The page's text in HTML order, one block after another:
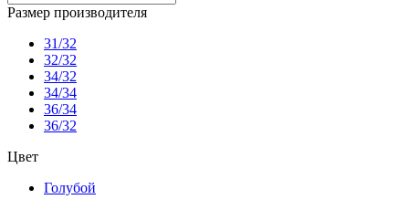
Размер производителя
31/32
32/32
34/32
34/34
36/34
36/32
Цвет
Голубой